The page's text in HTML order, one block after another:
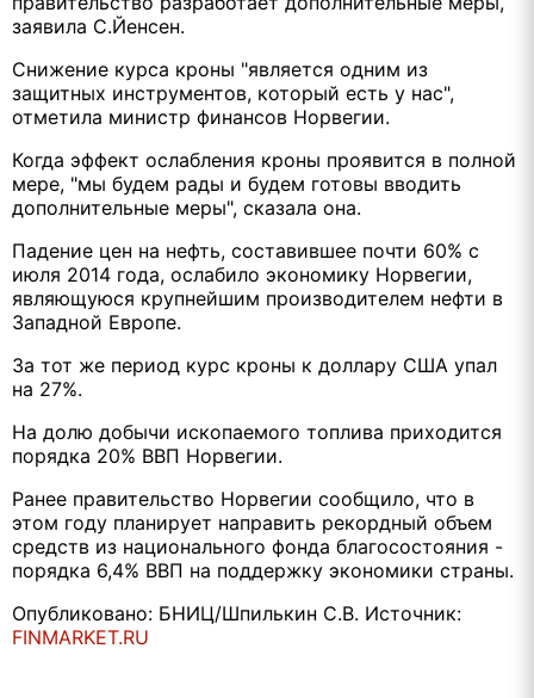
заявила С.Йенсен.
Снижение курса кроны "является одним из
защитных инструментов, который есть у нас",
отметила министр финансов Норвегии.
Когда эффект ослабления кроны проявится в полной
мере, "мы будем рады и будем готовы вводить
дополнительные меры", сказала она.
Падение цен на нефть, составившее почти 60% с
июля 2014 года, ослабило экономику Норвегии,
являющуюся крупнейшим производителем нефти в
Западной Европе.
За тот же период курс кроны к доллару США упал
на 27%.
На долю добычи ископаемого топлива приходится
порядка 20% ВВП Норвегии.
Ранее правительство Норвегии сообщило, что в
этом году планирует направить рекордный объем
средств из национального фонда благосостояния -
порядка 6,4% ВВП на поддержку экономики страны.
Опубликовано: БНИЦ/Шпилькин С.В. Источник:
FINMARKET.RU